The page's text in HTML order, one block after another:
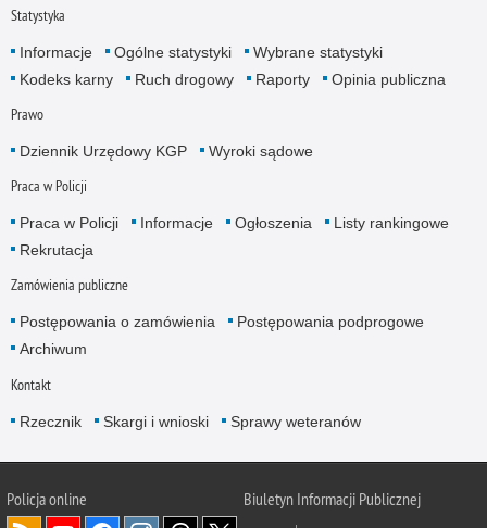
Statystyka
Informacje Ogólne statystyki
Wybrane statystyki
Kodeks karny
Ruch drogowy Raporty Opinia publiczna
Prawo
Dziennik Urzędowy KGP Wyroki sądowe
Praca w Policji
Praca w Policji Informacje Ogłoszenia
Listy rankingowe
Rekrutacja
Zamówienia publiczne
Postępowania o zamówienia
Postępowania podprogowe
Archiwum
Kontakt
Rzecznik Skargi i wnioski Sprawy weteranów
Policjaonline
Biuletyn Informacji Publicznej